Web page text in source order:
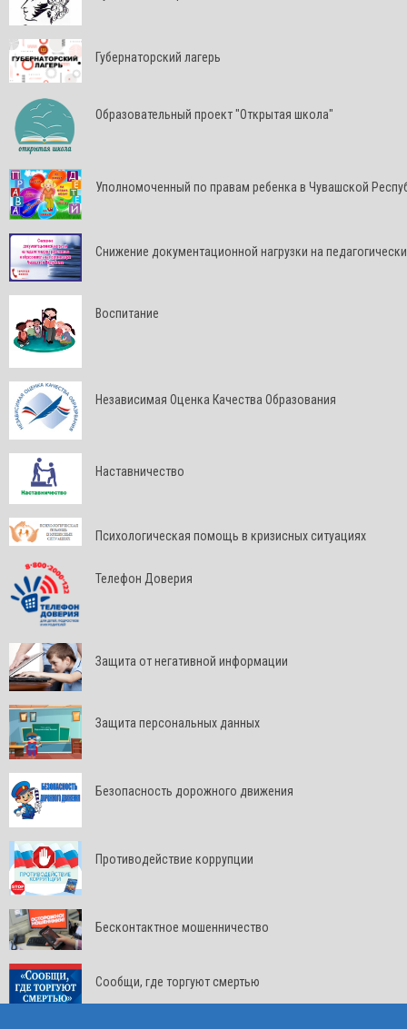
Губернаторский лагерь
Образовательный проект "Открытая школа"
Уполномоченный по правам ребенка в Чувашской
Снижение документационной нагрузки на
Воспитание
Независимая Оценка Качества Образования
Наставничество
Психологическая помощь в кризисных ситуациях
Телефон Доверия
Защита от негативной информации
Защита персональных данных
Безопасность дорожного движения
Противодействие коррупции
Бесконтактное мошенничество
Сообщи, где торгуют смертью